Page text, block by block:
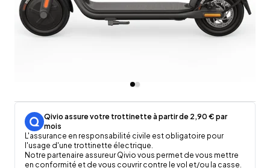
Qivio assure votre trottinette à partir de 2,90 € par
mois
L'assurance en responsabilité civile est obligatoire pour
l'usage d'une trottinette électrique.
Notre partenaire assureur Qivio vous permet de vous mettre
en conformité et de vous couvrir contre le vol et/ou la casse.